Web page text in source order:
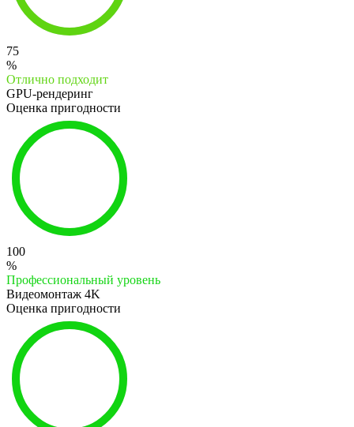
75
%
Отлично подходит
GPU-рендеринг
Оценка пригодности
100
%
Профессиональный уровень
Видеомонтаж 4K
Оценка пригодности